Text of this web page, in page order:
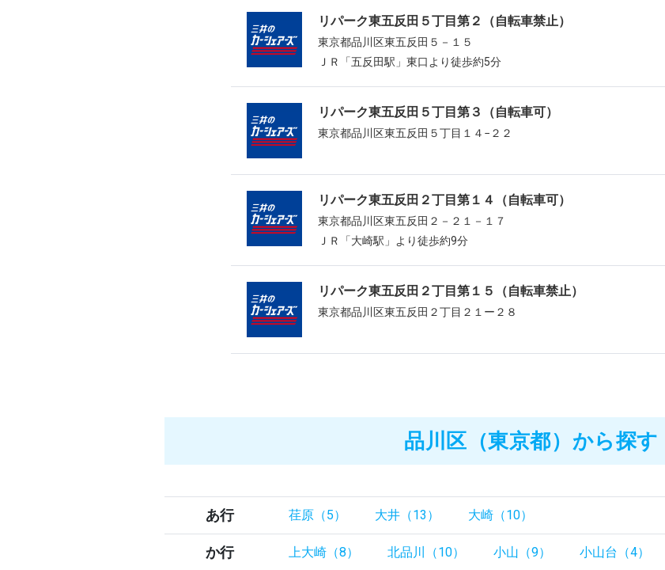
リパーク東五反田５丁目第２（自転車禁止）
東京都品川区東五反田５－１５
ＪＲ「五反田駅」東口より徒歩約5分
リパーク東五反田５丁目第３（自転車可）
東京都品川区東五反田５丁目１４−２２
リパーク東五反田２丁目第１４（自転車可）
東京都品川区東五反田２－２１－１７
ＪＲ「大崎駅」より徒歩約9分
リパーク東五反田２丁目第１５（自転車禁止）
東京都品川区東五反田２丁目２１ー２８
品川区（東京都）から探す
あ行 荏原（5） 大井（13） 大崎（10）
か行 上大崎（8） 北品川（10） 小山（9） 小山台（4）